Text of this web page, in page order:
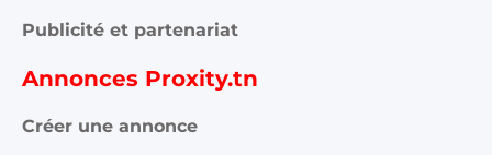
Publicité et partenariat
Annonces Proxity.tn
Créer une annonce